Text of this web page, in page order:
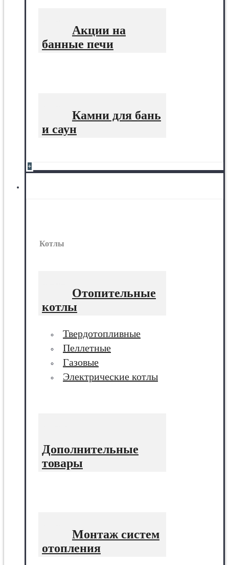
Акции на
банные печи
Камни для бань
и саун
+
Котлы
Отопительные
котлы
Твердотопливные
Пеллетные
Газовые
Электрические котлы
Дополнительные
товары
Монтаж систем
отопления